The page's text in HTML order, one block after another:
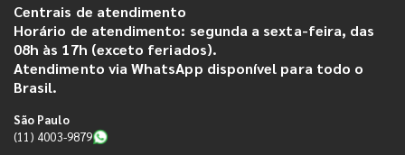
Centrais de atendimento
Horário de atendimento: segunda a sexta-feira, das
08h às 17h (exceto feriados).
Atendimento via WhatsApp disponível para todo o
Brasil.
São Paulo
(11) 4003-9879